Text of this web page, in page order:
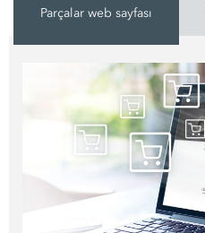
Parçalar web sayfası